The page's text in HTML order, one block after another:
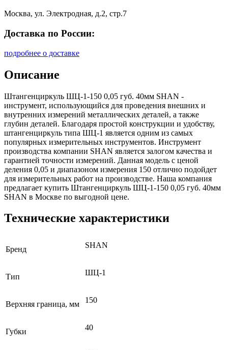
Москва, ул. Электродная, д.2, стр.7
Доставка по России:
подробнее о доставке
Описание
Штангенциркуль ШЦ-1-150 0,05 губ. 40мм SHAN -
инструмент, использующийся для проведения внешних и
внутренних измерений металлических деталей, а также
глубин деталей. Благодаря простой конструкции и удобству,
штангенциркуль типа ШЦ-1 является одним из самых
популярных измерительных инструментов. Инструмент
производства компании SHAN является залогом качества и
гарантией точности измерений. Данная модель с ценой
деления 0,05 и диапазоном измерения 150 отлично подойдет
для измерительных работ на производстве. Наша компания
предлагает купить Штангенциркуль ШЦ-1-150 0,05 губ. 40мм
SHAN в Москве по выгодной цене.
Технические характеристики
Бренд SHAN
Тип ШЦ-1
Верхняя граница, мм 150
Губки 40